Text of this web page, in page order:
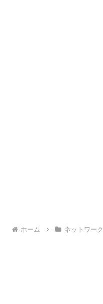
ホーム ネットワーク